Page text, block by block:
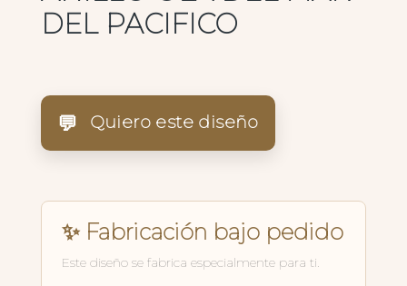
DEL PACIFICO
💬 Quiero este diseño
✨ Fabricación bajo pedido
Este diseño se fabrica especialmente para ti.